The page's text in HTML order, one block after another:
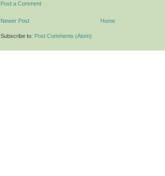
Post a Comment
Newer Post Home
Subscribe to: Post Comments (Atom)